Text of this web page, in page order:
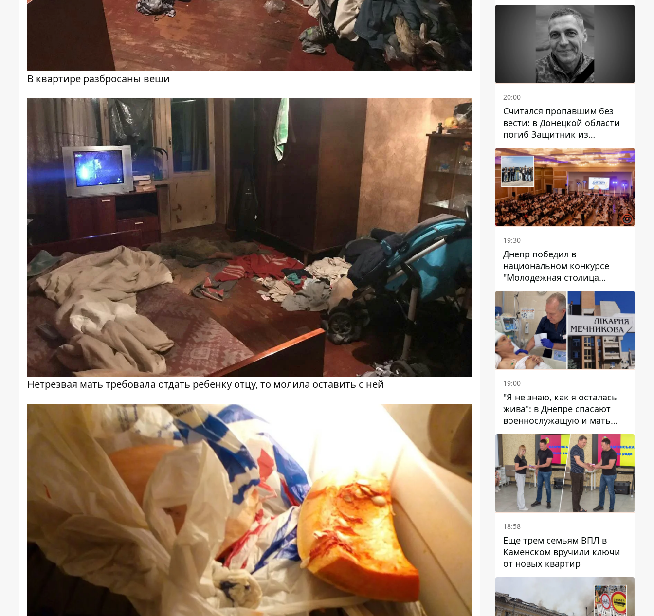
В квартире разбросаны вещи
Нетрезвая мать требовала отдать ребенку отцу, то молила оставить с ней
20:00
Считался пропавшим без
вести: в Донецкой области
погиб Защитник из
Каменского Антон
Красовский
19:30
Днепр победил в
национальном конкурсе
"Молодежная столица
Украины – 2026"
19:00
"Я не знаю, как я осталась
жива": в Днепре спасают
военнослужащую и мать
четверых детей, которую
ранил КАБ
18:58
Еще трем семьям ВПЛ в
Каменском вручили ключи
от новых квартир